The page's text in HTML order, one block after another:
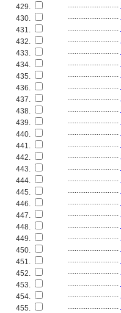
429.
............................
430.
............................
431.
............................
432.
............................
433.
............................
434.
............................
435.
............................
436.
............................
437.
............................
438.
............................
439.
............................
440.
............................
441.
............................
442.
............................
443.
............................
444.
............................
445.
............................
446.
............................
447.
............................
448.
............................
449.
............................
450.
............................
451.
............................
452.
............................
453.
............................
454.
............................
455.
............................